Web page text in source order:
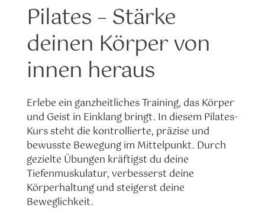
Pilates – Stärke
deinen Körper von
innen heraus
Erlebe ein ganzheitliches Training, das Körper
und Geist in Einklang bringt. In diesem Pilates-
Kurs steht die kontrollierte, präzise und
bewusste Bewegung im Mittelpunkt. Durch
gezielte Übungen kräftigst du deine
Tiefenmuskulatur, verbesserst deine
Körperhaltung und steigerst deine
Beweglichkeit.